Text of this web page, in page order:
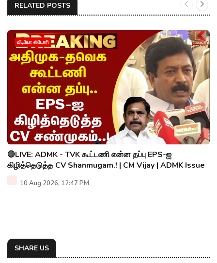
RELATED POSTS
வீடியோ ஸ்டோரி
🔴LIVE: ADMK - TVK கூட்டணி என்ன தப்பு EPS-ஐ
கிழித்தெடுத்த CV Shanmugam.! | CM Vijay | ADMK Issue
10 Aug 2026, 12:47 PM
SHARE US